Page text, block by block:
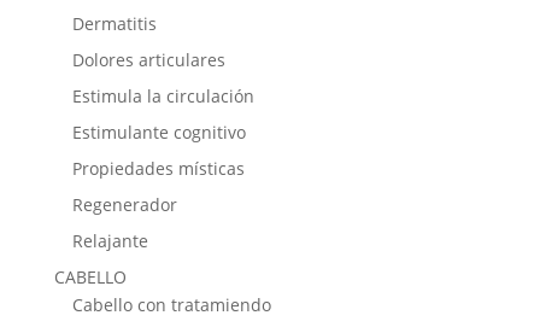
Dermatitis
Dolores articulares
Estimula la circulación
Estimulante cognitivo
Propiedades místicas
Regenerador
Relajante
CABELLO
Cabello con tratamiendo